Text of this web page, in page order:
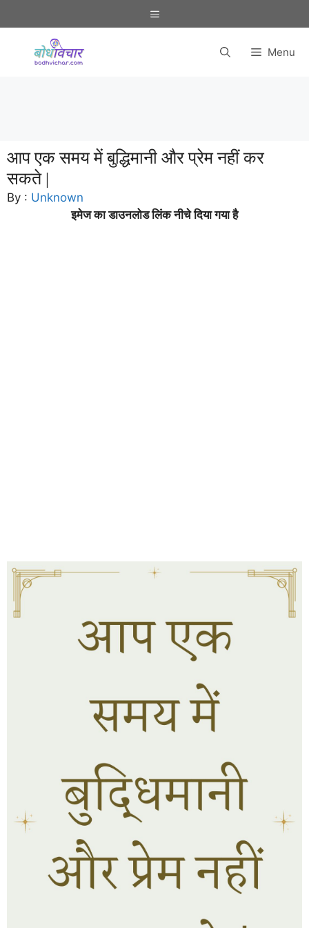
to
Menu
Menu
आप एक समय में बुद्धिमानी और प्रेम नहीं कर
सकते |
By : Unknown
इमेज का डाउनलोड लिंक नीचे दिया गया है